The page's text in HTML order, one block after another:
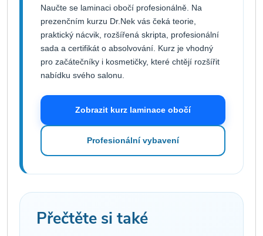
Naučte se laminaci obočí profesionálně. Na
prezenčním kurzu Dr.Nek vás čeká teorie,
praktický nácvik, rozšířená skripta, profesionální
sada a certifikát o absolvování. Kurz je vhodný
pro začátečníky i kosmetičky, které chtějí rozšířit
nabídku svého salonu.
Zobrazit kurz laminace obočí
Profesionální vybavení
Přečtěte si také